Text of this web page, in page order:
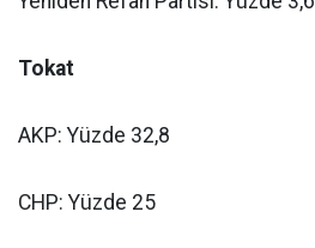
Tokat
AKP: Yüzde 32,8
CHP: Yüzde 25